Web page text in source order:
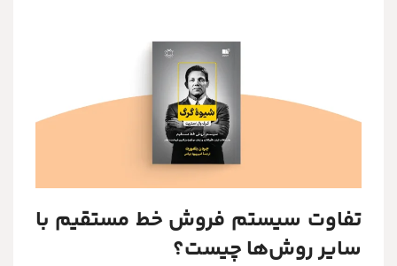
تفاوت سیستم فروش خط مستقیم با
سایر روش‌ها چیست؟